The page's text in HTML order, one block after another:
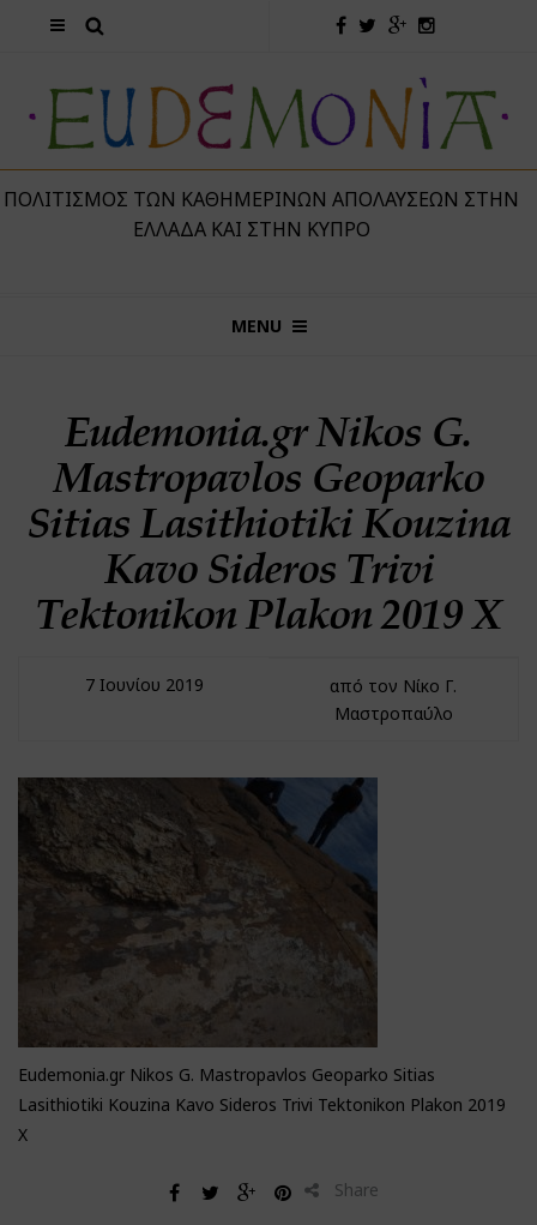
ΤΩΝ ΚΑΘΗΜΕΡΙΝΏΝ ΑΠΟΛΑΎΣΕΩΝ ΣΤΗΝ
ΕΛΛΆΔΑ ΚΑΙ ΣΤΗΝ ΚΎΠΡΟ
MENU
Eudemonia.gr Nikos G.
Mastropavlos Geoparko
Sitias Lasithiotiki Kouzina
Kavo Sideros Trivi
Tektonikon Plakon 2019 X
7 Ιουνίου 2019
από τον Νίκο Γ.
Μαστροπαύλο
Eudemonia.gr Nikos G. Mastropavlos Geoparko Sitias
Lasithiotiki Kouzina Kavo Sideros Trivi Tektonikon Plakon 2019
X
Share